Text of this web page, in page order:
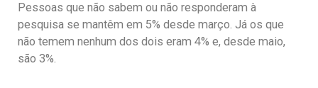
Pessoas que não sabem ou não responderam à
pesquisa se mantêm em 5% desde março. Já os que
não temem nenhum dos dois eram 4% e, desde maio,
são 3%.